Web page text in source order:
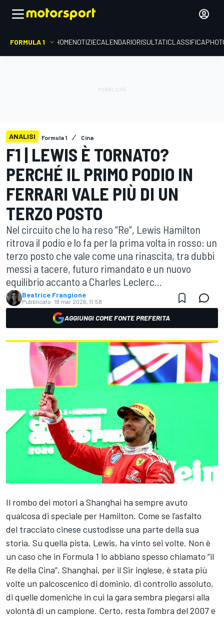
FORMULA 1 HOMENOTIZIECALENDARIORISULTATICLASSIFICA
ANALISI Formula 1 Cina
F1 | LEWIS È TORNATO?
PERCHÉ IL PRIMO PODIO IN
FERRARI VALE PIÙ DI UN
TERZO POSTO
Nel circuito che lo ha reso “Re”, Lewis Hamilton
ritrova il podio e lo fa per la prima volta in rosso: un
terzo posto che vale come una rinascita, tra dubbi
messi a tacere, futuro rimandato e un nuovo
equilibrio accanto a Charles Leclerc...
Beatrice Frangione
Pubblicato: 18 mar 2026, 11:58
AGGIUNGI COME FONTE PREFERITA
Il rombo dei motori a Shanghai ha sempre avuto
qualcosa di speciale per Hamilton. Come se l’asfalto
del tracciato cinese custodisse una parte della sua
storia. Su quella pista, Lewis, ha vinto sei volte. Non è
un caso che in Formula 1 lo abbiano spesso chiamato “il
Re della Cina”. Shanghai, per il Sir inglese, è stata più
volte un palcoscenico di dominio, di controllo assoluto,
di quelle domeniche in cui la gara sembra piegarsi alla
volontà di un campione. Certo, resta l’ombra del 2007 e